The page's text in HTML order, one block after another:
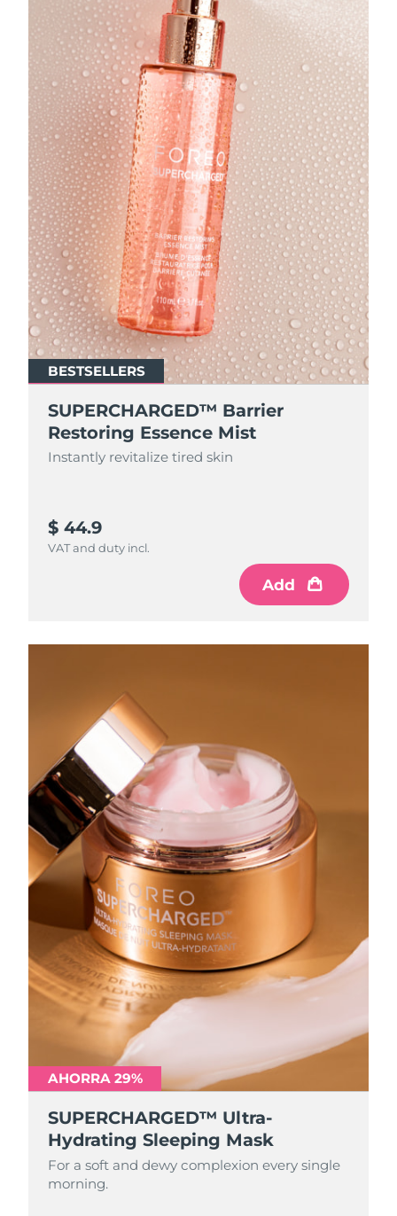
BESTSELLERS
SUPERCHARGED™ Barrier
Restoring Essence Mist
Instantly revitalize tired skin
$ 44.9
VAT and duty incl.
Add
AHORRA 29%
SUPERCHARGED™ Ultra-
Hydrating Sleeping Mask
For a soft and dewy complexion every single
morning.
Turquía Entrega prevista 8/11/26
Emiratos Árabes
Unidos
Entrega prevista8/11/26
Reino Unido Entrega prevista8/10/26
Estados Unidos Entrega prevista 8/11/26
Uzbekistán Entrega prevista8/15/26
Vietnam Entrega prevista8/16/26